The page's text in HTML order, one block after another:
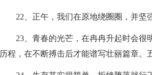
22、正午，我们在原地绕圈圈，并坚
23、青春的光芒，在冉冉升起时会
历程，在不断搏击后才能谱写壮丽篇章。